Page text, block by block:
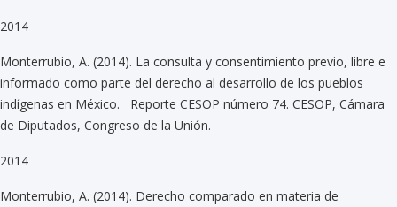
2014
Monterrubio, A. (2014). La consulta y consentimiento previo, libre e
informado como parte del derecho al desarrollo de los pueblos
indígenas en México. Reporte CESOP número 74. CESOP, Cámara
de Diputados, Congreso de la Unión.
2014
Monterrubio, A. (2014). Derecho comparado en materia de